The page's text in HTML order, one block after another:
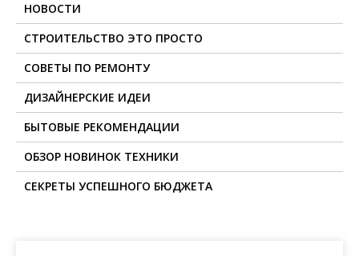
НОВОСТИ
СТРОИТЕЛЬСТВО ЭТО ПРОСТО
СОВЕТЫ ПО РЕМОНТУ
ДИЗАЙНЕРСКИЕ ИДЕИ
БЫТОВЫЕ РЕКОМЕНДАЦИИ
ОБЗОР НОВИНОК ТЕХНИКИ
СЕКРЕТЫ УСПЕШНОГО БЮДЖЕТА